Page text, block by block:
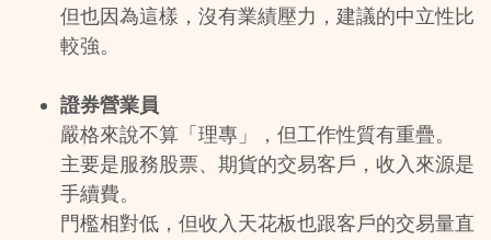
但也因為這樣，沒有業績壓力，建議的中立性比
較強。
證券營業員
嚴格來說不算「理專」，但工作性質有重疊。
主要是服務股票、期貨的交易客戶，收入來源是
手續費。
門檻相對低，但收入天花板也跟客戶的交易量直